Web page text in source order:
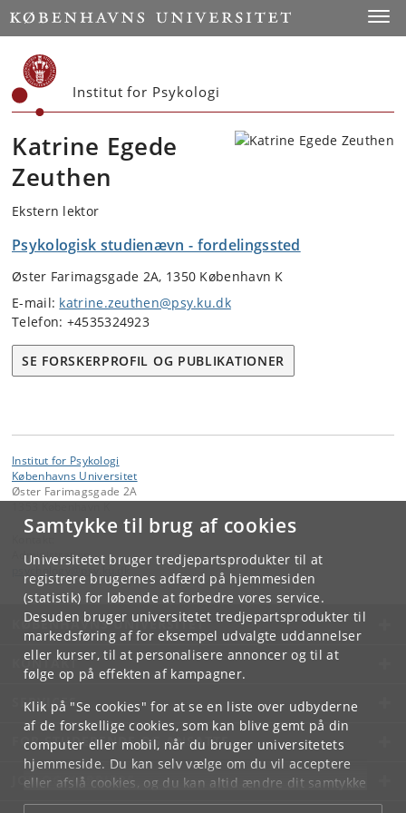
Samtykke til brug af cookies
Universitetet bruger tredjepartsprodukter til at
registrere brugernes adfærd på hjemmesiden
(statistik) for løbende at forbedre vores service.
Desuden bruger universitetet tredjepartsprodukter til
markedsføring af for eksempel udvalgte uddannelser
eller kurser, til at personalisere annoncer og til at
følge op på effekten af kampagner.
Klik på "Se cookies" for at se en liste over udbyderne
af de forskellige cookies, som kan blive gemt på din
computer eller mobil, når du bruger universitetets
hjemmeside. Du kan selv vælge om du vil acceptere
eller afslå cookies, og du kan altid ændre dit samtykke
underCookie- og privatlivspolitiksom du finder i
Start
Institut for Psykologi
Katrine Egede
Zeuthen
Ekstern lektor
Psykologisk studienævn - fordelingssted
Øster Farimagsgade 2A, 1350 København K
E-mail: katrine.zeuthen@psy.ku.dk
Telefon: +4535324923
SE FORSKERPROFIL OG PUBLIKATIONER
Institut for Psykologi
Københavns Universitet
Øster Farimagsgade 2A
Administration
KØBENHAVNS UNIVERSITET
KONTAKT
SERVICES
FOR STUDERENDE OG ANSATTE
JOB OG KARRIERE